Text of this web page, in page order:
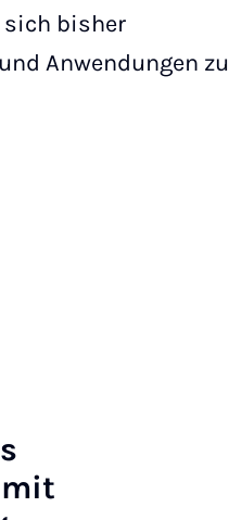
sich bisher
Anwendungen zu